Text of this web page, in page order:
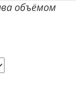
объёмом